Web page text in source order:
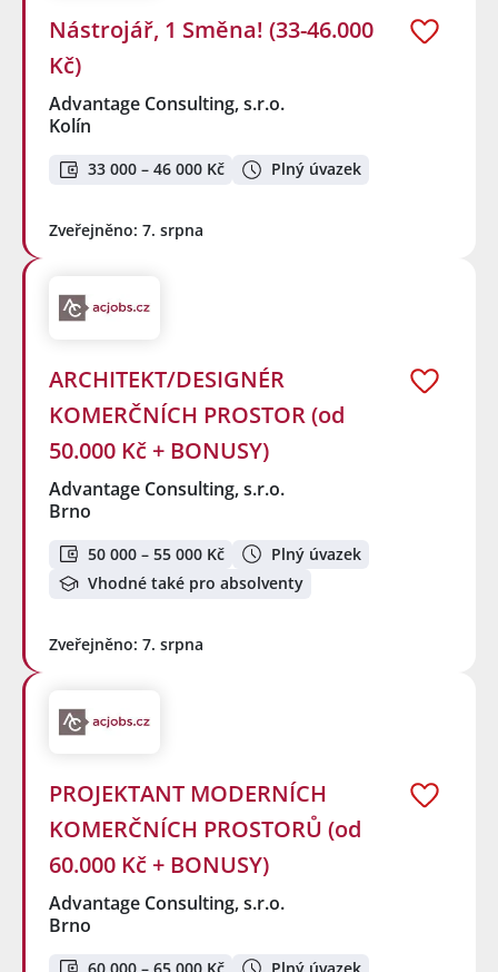
Nástrojář, 1 Směna! (33-46.000
Kč)
Advantage Consulting, s.r.o.
Kolín
33 000 – 46 000 Kč Plný úvazek
Zveřejněno: 7. srpna
ARCHITEKT/DESIGNÉR
KOMERČNÍCH PROSTOR (od
50.000 Kč + BONUSY)
Advantage Consulting, s.r.o.
Brno
50 000 – 55 000 Kč
Plný úvazek
Vhodné také pro absolventy
Zveřejněno: 7. srpna
PROJEKTANT MODERNÍCH
KOMERČNÍCH PROSTORŮ (od
60.000 Kč + BONUSY)
Advantage Consulting, s.r.o.
Brno